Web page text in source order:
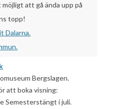
att gå ända upp på
topp!
Dalarna.
Bergslagen.
att boka visning:
Semesterstängt i juli.